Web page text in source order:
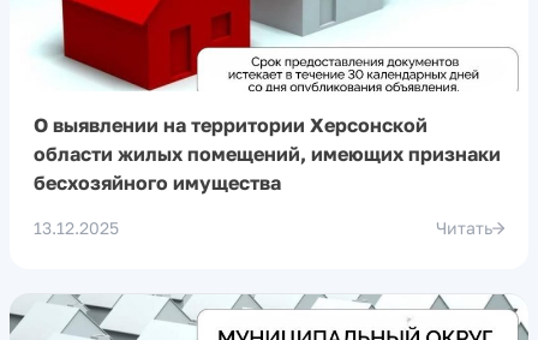
О выявлении на территории Херсонской
области жилых помещений, имеющих признаки
бесхозяйного имущества
13.12.2025 Читать